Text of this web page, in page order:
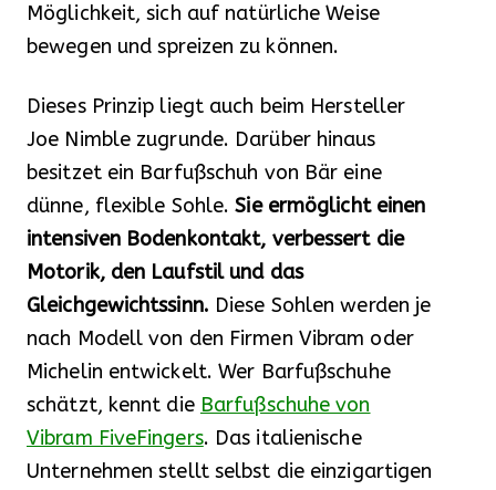
Möglichkeit, sich auf natürliche Weise
bewegen und spreizen zu können.
Dieses Prinzip liegt auch beim Hersteller
Joe Nimble zugrunde. Darüber hinaus
besitzet ein Barfußschuh von Bär eine
dünne, flexible Sohle.Sie ermöglicht einen
intensiven Bodenkontakt, verbessert die
Motorik, den Laufstil und das
Gleichgewichtssinn. Diese Sohlen werden je
nach Modell von den Firmen Vibram oder
Michelin entwickelt. Wer Barfußschuhe
schätzt, kennt die Barfußschuhe von
Vibram FiveFingers. Das italienische
Unternehmen stellt selbst die einzigartigen